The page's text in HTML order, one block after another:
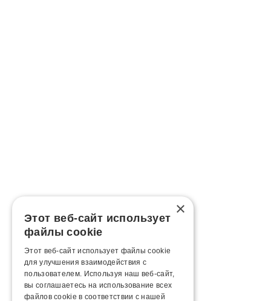
×
Этот веб-сайт использует
файлы cookie
Этот веб-сайт использует файлы cookie
для улучшения взаимодействия с
пользователем. Используя наш веб-сайт,
вы соглашаетесь на использование всех
файлов cookie в соответствии с нашей